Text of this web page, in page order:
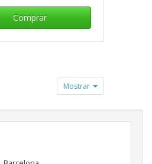
Comprar
Mostrar